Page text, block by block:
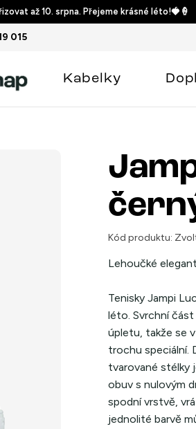
až 10. srpna. Přejeme krásné léto!🍓🍦
015
Podmínky ochrany osobních údajů
Kabelky
Kód produktu:
Lehoučké
Tenisky Jampi
léto. Svrchní
úpletu, takže se
trochu speciální.
tvarované stélky
obuv s nulovým
spodní vrstvě,
jednolité barvě